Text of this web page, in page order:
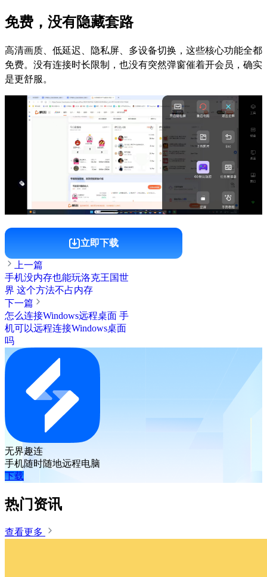
免费，没有隐藏套路
高清画质、低延迟、隐私屏、多设备切换，这些核心功能全都
免费。没有连接时长限制，也没有突然弹窗催着开会员，确实
是更舒服。
立即下载
上一篇
手机没内存也能玩洛克王国世
界 这个方法不占内存
下一篇
怎么连接Windows远程桌面 手
机可以远程连接Windows桌面
吗
无界趣连
手机随时随地远程电脑
下载
热门资讯
查看更多